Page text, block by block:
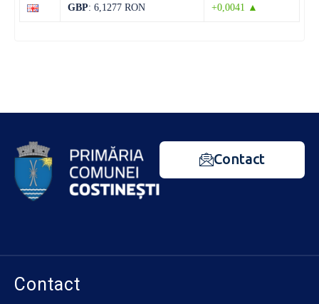
GBP: 6,1277 RON +0,0041 ▲
Contact
Contact